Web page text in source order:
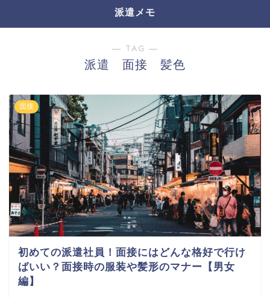
派遣メモ
― TAG ―
派遣 面接 髪色
面接
初めての派遣社員！面接にはどんな格好で行け
ばいい？面接時の服装や髪形のマナー【男女
編】